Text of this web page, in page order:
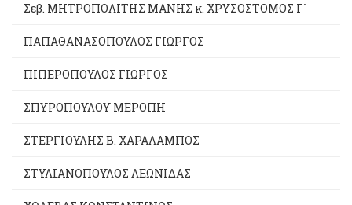
Σεβ. ΜΗΤΡΟΠΟΛΙΤΗΣ ΜΑΝΗΣ κ. ΧΡΥΣΟΣΤΟΜΟΣ Γ´
ΠΑΠΑΘΑΝΑΣΟΠΟΥΛΟΣ ΓΙΩΡΓΟΣ
ΠΙΠΕΡΟΠΟΥΛΟΣ ΓΙΩΡΓΟΣ
ΣΠΥΡΟΠΟΥΛΟΥ ΜΕΡΟΠΗ
ΣΤΕΡΓΙΟΥΛΗΣ Β. ΧΑΡΑΛΑΜΠΟΣ
ΣΤΥΛΙΑΝΟΠΟΥΛΟΣ ΛΕΩΝΙΔΑΣ